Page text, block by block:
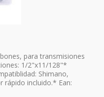
para transmisiones
1/2"x11/128"*
Shimano,
rápido incluido.* Ean: